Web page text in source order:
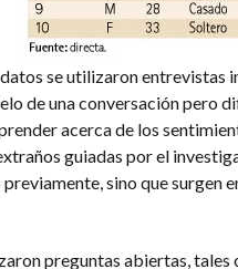
se utilizaron entrevistas
de una conversación pero
acerca de los
guiadas por el
sino que surgen
preguntas abiertas, tales